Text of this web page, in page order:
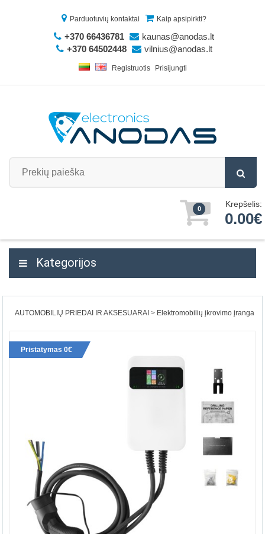
Parduotuvių kontaktai Kaip apsipirkti?
+370 66436781
kaunas@anodas.lt
+370 64502448
vilnius@anodas.lt
Registruotis Prisijungti
0 Krepšelis:
0.00€
Kategorijos
AUTOMOBILIŲ PRIEDAI IR AKSESUARAI Elektromobilių įkrovimo įranga
Pristatymas 0€